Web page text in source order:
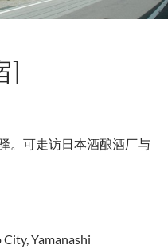
]
。可走访日本酒酿酒厂与
Yamanashi